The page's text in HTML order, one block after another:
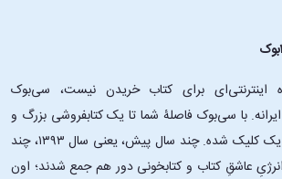
اینترنتی‌ای برای کتاب خریدن نیست، سی‌بوک
با سی‌بوک فاصلۀ شما تا یک کتابفروشی بزرگ و
پروپیمون تنها به اندازۀ یک کلیک شده. چند سال پیش، یعنی سال ۱۳۹۳، چند
عاشقِ کتاب و کتابخونی دور هم جمع شدند؛ اون‌